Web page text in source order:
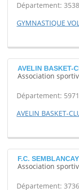
Département:
GYMNASTIQUE
AVELIN BASKET-
Association
Département:
AVELIN BASKET-
F.C.
Association
Département: